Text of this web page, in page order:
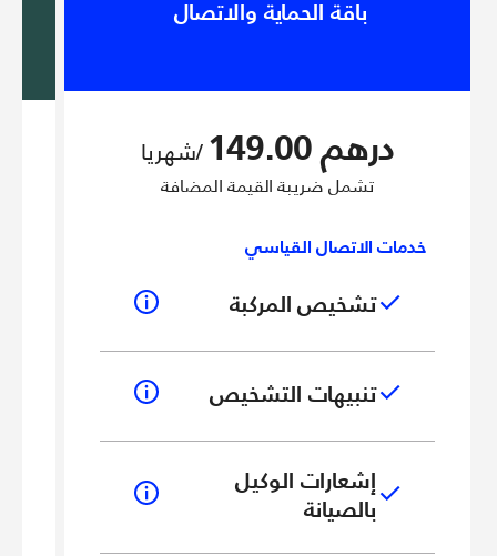
باقة الحماية والاتصال
درهم 149.00 /شهريا
تشمل ضريبة القيمة المضافة
خدمات الاتصال القياسي
تشخيص المركبة
تنبيهات التشخيص
إشعارات الوكيل
بالصيانة